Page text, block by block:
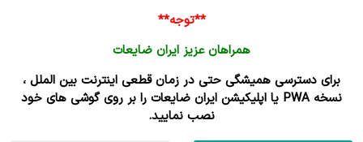
قیمت روز خریداران فروشندگان
نتایج جستجوی قیمت
گیلان
**توجه**
همراهان عزیز ایران ضایعات
برای دسترسی همیشگی حتی در زمان قطعی اینترنت بین الملل ،
نسخه PWA یا اپلیکیشن ایران ضایعات را بر روی گوشی های خود
نصب نمایید.